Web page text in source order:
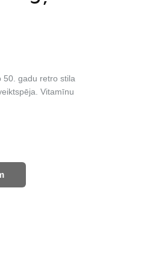
50. gadu retro stila
Vitamīnu